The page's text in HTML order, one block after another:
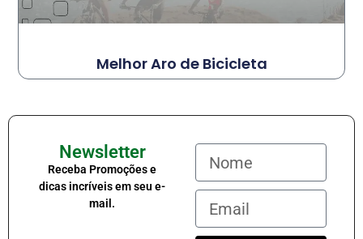
Melhor Aro de Bicicleta
Newsletter
Receba Promoções e
dicas incríveis em seu e-
mail.